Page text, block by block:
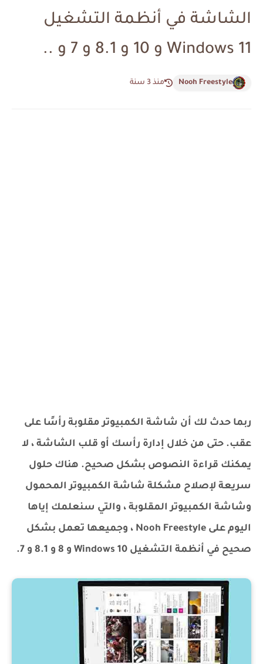
الشاشة في أنظمة التشغيل
Windows 11 و 10 و 8.1 و 7 و ..
Nooh Freestyle منذ 3 سنة
ربما حدث لك أن شاشة الكمبيوتر مقلوبة رأسًا على
عقب. حتى من خلال إدارة رأسك أو قلب الشاشة ، لا
يمكنك قراءة النصوص بشكل صحيح. هناك حلول
سريعة لإصلاح مشكلة شاشة الكمبيوتر المحمول
وشاشة الكمبيوتر المقلوبة ، والتي سنعلمك إياها
اليوم على Nooh Freestyle ، وجميعها تعمل بشكل
صحيح في أنظمة التشغيل Windows 10 و 8 و 8.1 و 7.